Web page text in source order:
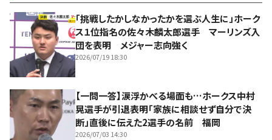
「挑戦したかしなかったかを選ぶ人生に」ホーク
ス１位指名の佐々木麟太郎選手 マーリンズ入
団を表明 メジャー志向強く
2026/07/19 18:30
【一問一答】涙浮かべる場面も…ホークス中村
晃選手が引退表明「家族に相談せず自分で決
断」直後に伝えた2選手の名前 福岡
2026/07/03 14:30